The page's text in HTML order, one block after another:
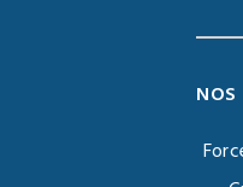
NOS